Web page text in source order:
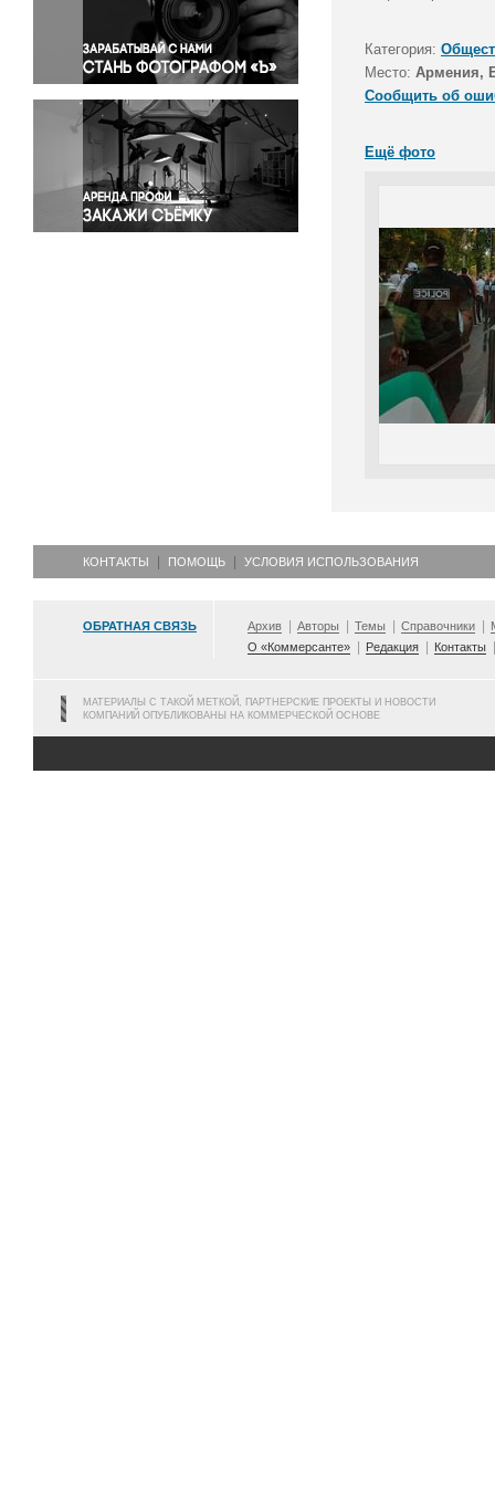
Правосудие
Происшествия и конфликты
Религия
Светская жизнь
Спорт
Экология
Экономика и бизнес
Категория:
Место: Армения,
Сообщить об
Ещё фото
КОНТАКТЫ ПОМОЩЬ УСЛОВИЯ ИСПОЛЬЗОВАНИЯ
ОБРАТНАЯ СВЯЗЬ Архив Авторы Темы Справочники
О «Коммерсанте»
Редакция Контакты
МАТЕРИАЛЫ С ТАКОЙ МЕТКОЙ, ПАРТНЕРСКИЕ ПРОЕКТЫ И НОВОСТИ
КОМПАНИЙ ОПУБЛИКОВАНЫ НА КОММЕРЧЕСКОЙ ОСНОВЕ